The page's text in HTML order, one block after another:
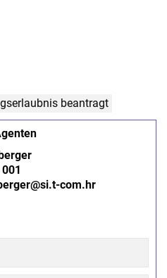
beantragt
com.hr